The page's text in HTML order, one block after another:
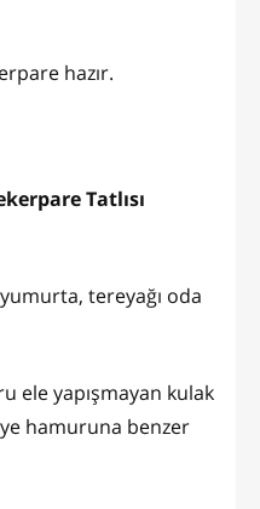
hazır.
Tatlısı
tereyağı oda
ele yapışmayan kulak
hamuruna benzer